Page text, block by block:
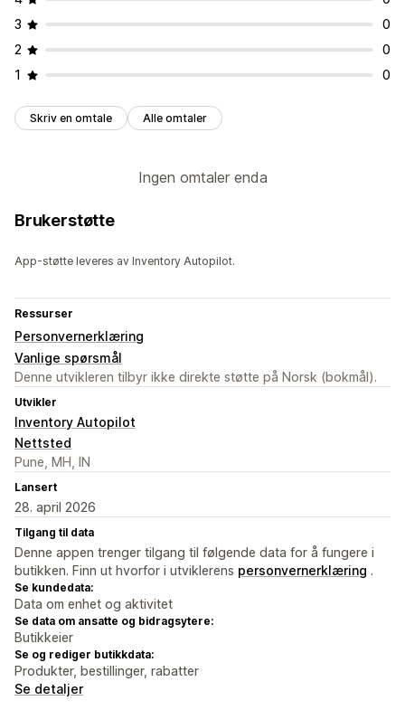
3
0
2
0
1
0
Skriv en omtale Alle omtaler
Ingen omtaler enda
Brukerstøtte
App-støtte leveres av Inventory Autopilot.
Ressurser
Personvernerklæring
Vanlige spørsmål
Denne utvikleren tilbyr ikke direkte støtte på Norsk (bokmål).
Utvikler
Inventory Autopilot
Nettsted
Pune, MH, IN
Lansert
28. april 2026
Tilgang til data
Denne appen trenger tilgang til følgende data for å fungere i
butikken. Finn ut hvorfor i utviklerens personvernerklæring .
Se kundedata:
Data om enhet og aktivitet
Se data om ansatte og bidragsytere:
Butikkeier
Se og rediger butikkdata:
Produkter, bestillinger, rabatter
Se detaljer